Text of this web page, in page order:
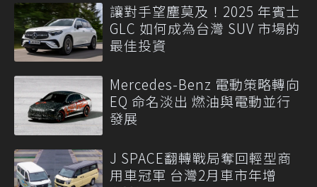
讓對手望塵莫及！2025 年賓士
GLC 如何成為台灣 SUV 市場的
最佳投資
Mercedes-Benz 電動策略轉向
EQ 命名淡出 燃油與電動並行
發展
J SPACE翻轉戰局奪回輕型商
用車冠軍 台灣2月車市年增